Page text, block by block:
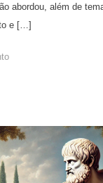
abordou, além de
e […]